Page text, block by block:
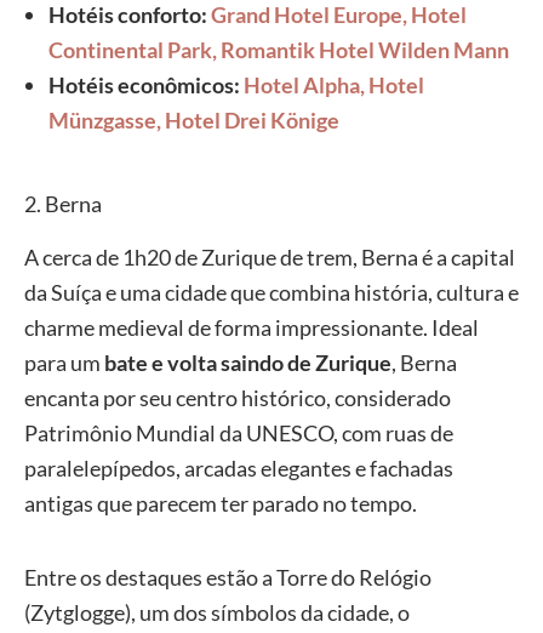
Hotéis conforto:Grand Hotel Europe,Hotel
Continental Park,Romantik Hotel Wilden Mann
Hotéis econômicos: Hotel Alpha,Hotel
Münzgasse,Hotel Drei Könige
2. Berna
A cerca de 1h20 de Zurique de trem, Berna é a capital
da Suíça e uma cidade que combina história, cultura e
charme medieval de forma impressionante. Ideal
para um bate e volta saindo de Zurique, Berna
encanta por seu centro histórico, considerado
Patrimônio Mundial da UNESCO, com ruas de
paralelepípedos, arcadas elegantes e fachadas
antigas que parecem ter parado no tempo.
Entre os destaques estão a Torre do Relógio
(Zytglogge), um dos símbolos da cidade, o